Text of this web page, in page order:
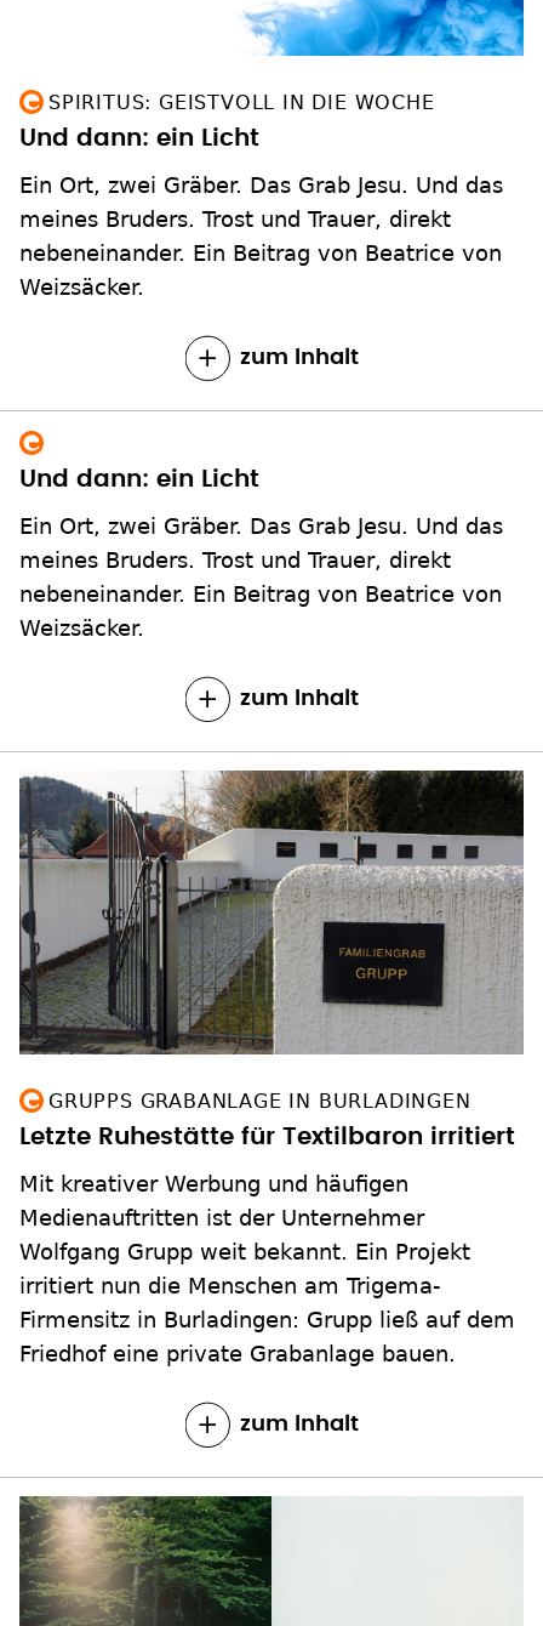
SPIRITUS: GEISTVOLL IN DIE WOCHE
Und dann: ein Licht
Ein Ort, zwei Gräber. Das Grab Jesu. Und das
meines Bruders. Trost und Trauer, direkt
nebeneinander. Ein Beitrag von Beatrice von
Weizsäcker.
zum Inhalt
Und dann: ein Licht
Ein Ort, zwei Gräber. Das Grab Jesu. Und das
meines Bruders. Trost und Trauer, direkt
nebeneinander. Ein Beitrag von Beatrice von
Weizsäcker.
zum Inhalt
GRUPPS GRABANLAGE IN BURLADINGEN
Letzte Ruhestätte für Textilbaron irritiert
Mit kreativer Werbung und häufigen
Medienauftritten ist der Unternehmer
Wolfgang Grupp weit bekannt. Ein Projekt
irritiert nun die Menschen am Trigema-
Firmensitz in Burladingen: Grupp ließ auf dem
Friedhof eine private Grabanlage bauen.
zum Inhalt